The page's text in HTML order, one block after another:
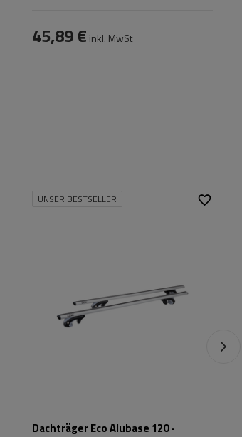
45,89 € inkl. MwSt
UNSER BESTSELLER
Dachträger Eco Alubase 120 -